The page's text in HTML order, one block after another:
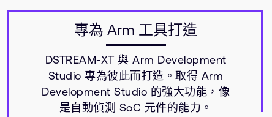
專為 Arm 工具打造
DSTREAM-XT 與 Arm Development
Studio 專為彼此而打造。取得 Arm
Development Studio 的強大功能，像
是自動偵測 SoC 元件的能力。